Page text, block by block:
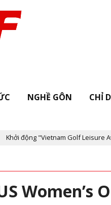
NGHỀ GÔN CHỈ
"Vietnam Golf Leisure Awards &
Women’s